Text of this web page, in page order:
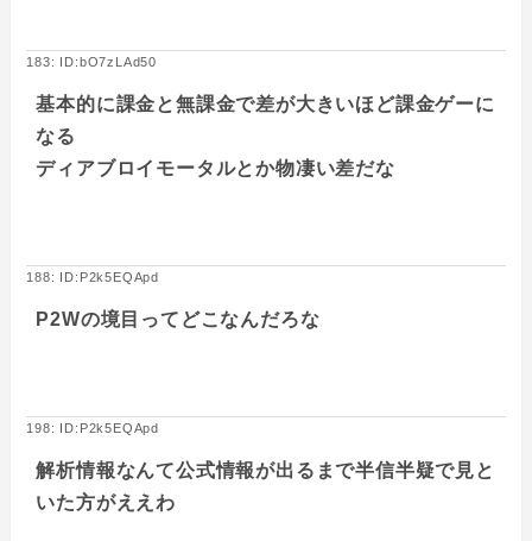
183: ID:bO7zLAd50
基本的に課金と無課金で差が大きいほど課金ゲーに
なる
ディアブロイモータルとか物凄い差だな
188: ID:P2k5EQApd
P2Wの境目ってどこなんだろな
198: ID:P2k5EQApd
解析情報なんて公式情報が出るまで半信半疑で見と
いた方がええわ